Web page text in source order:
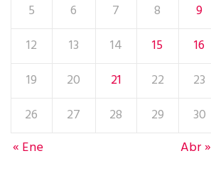
« Ene Abr »
5
6 7 8 9
12
13 14 15 16
19
20 21 22 23
26
27 28 29 30